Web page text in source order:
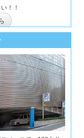
！！